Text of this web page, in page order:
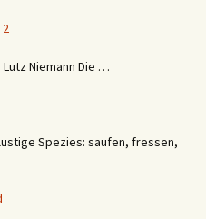
Niemann Die …
Spezies: saufen, fressen,